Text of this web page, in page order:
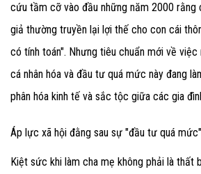
cứu tầm cỡ vào đầu những năm 2000 rằng
giả thường truyền lại lợi thế cho con cái
có tính toán". Nhưng tiêu chuẩn mới về
cá nhân hóa và đầu tư quá mức này đang
phân hóa kinh tế và sắc tộc giữa các gia
Áp lực xã hội đằng sau sự "đầu tư quá mức"
Kiệt sức khi làm cha mẹ không phải là thất